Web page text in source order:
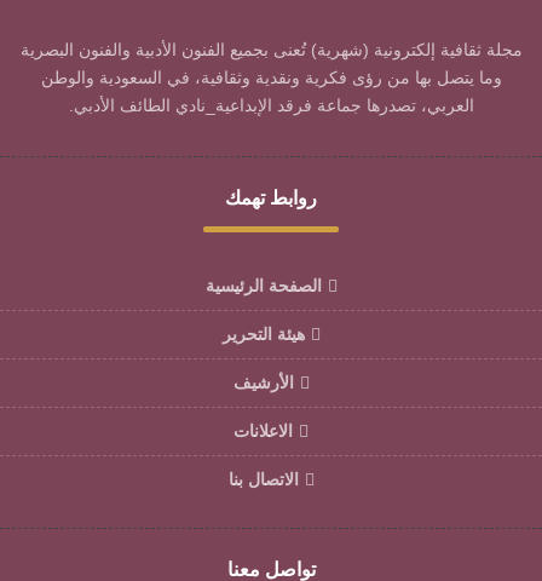
مجلة ثقافية إلكترونية (شهرية) تُعنى بجميع الفنون الأدبية والفنون البصرية
وما يتصل بها من رؤى فكرية ونقدية وثقافية، في السعودية والوطن
العربي، تصدرها جماعة فرقد الإبداعية_نادي الطائف الأدبي.
روابط تهمك
الصفحة الرئيسية
هيئة التحرير
الأرشيف
الاعلانات
الاتصال بنا
تواصل معنا